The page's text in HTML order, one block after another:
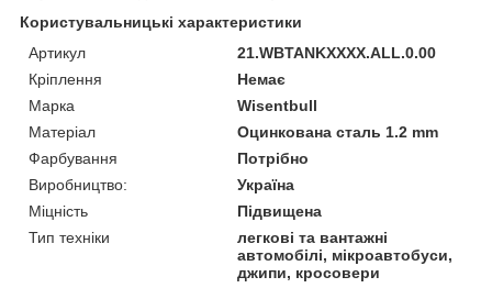
Користувальницькі характеристики
Артикул
21.WBTANKXXXX.ALL.0.00
Кріплення
Немає
Марка
Wisentbull
Матеріал
Оцинкована сталь 1.2 mm
Фарбування
Потрібно
Виробництво:
Україна
Міцність
Підвищена
Тип техніки
легкові та вантажні
автомобілі, мікроавтобуси,
джипи, кросовери